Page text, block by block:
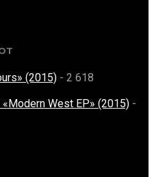
(2015) - 2 618
West EP» (2015) -